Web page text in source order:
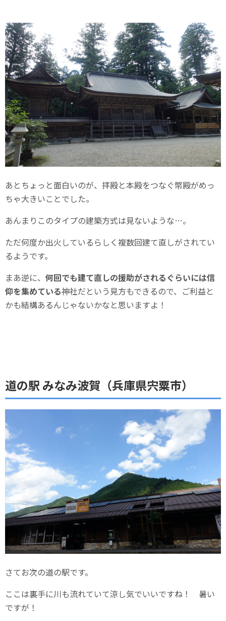
あとちょっと面白いのが、拝殿と本殿をつなぐ幣殿がめっ
ちゃ大きいことでした。
あんまりこのタイプの建築方式は見ないような…。
ただ何度か出火しているらしく複数回建て直しがされてい
るようです。
まあ逆に、 何回でも建て直しの援助がされるぐらいには信
仰を集めている神社だという見方もできるので、ご利益と
かも結構あるんじゃないかなと思いますよ！
道の駅 みなみ波賀（兵庫県宍粟市）
さてお次の道の駅です。
ここは裏手に川も流れていて涼し気でいいですね！ 暑い
ですが！